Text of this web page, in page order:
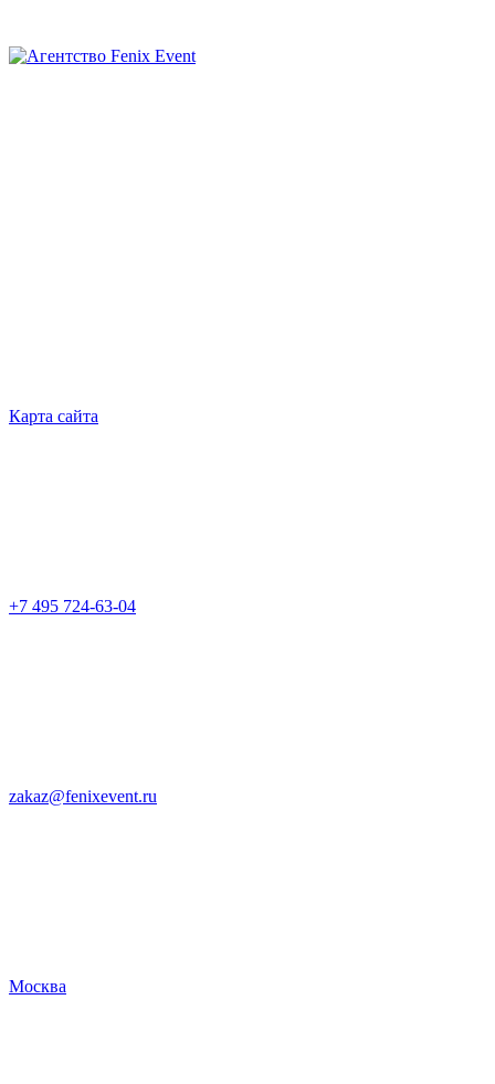
Агентство
Карта сайта
+7 495 724-63-04
zakaz@fenixevent.ru
Москва